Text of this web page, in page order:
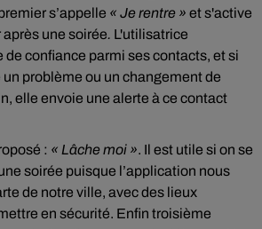
s’appelle « Je rentre » et s'active
une soirée. L'utilisatrice
de confiance parmi ses contacts, et si
problème ou un changement de
elle envoie une alerte à ce contact
: « Lâche moi ». Il est utile si on se
soirée puisque l’application nous
de notre ville, avec des lieux
en sécurité. Enfin troisième